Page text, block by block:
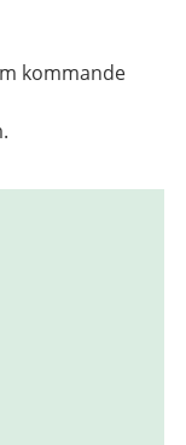
kommande